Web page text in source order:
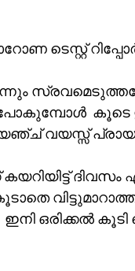
ടെസ്റ്റ്
കൂടെ
വയസ്സ്
ഒരിക്കൽ